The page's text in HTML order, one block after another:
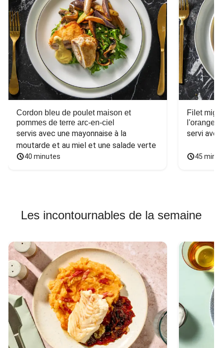
Cordon bleu de poulet maison et
pommes de terre arc-en-ciel
servis avec une mayonnaise à la
moutarde et au miel et une salade verte
40 minutes
Filet
l'orange
servi
45
Les incontournables de la semaine